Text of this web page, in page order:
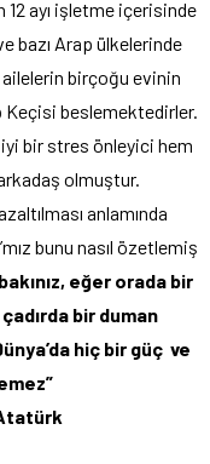
12 ayı işletme içerisinde
bazı Arap ülkelerinde
birçoğu evinin
Keçisi beslemektedirler.
iyi bir stres önleyici hem
olmuştur.
anlamında
bunu nasıl özetlemiş
eğer orada bir
bir duman
hiç bir güç ve